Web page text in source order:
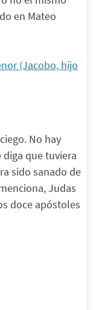
en Mateo
(Jacobo, hijo
No hay
que tuviera
sido sanado de
Judas
doce apóstoles